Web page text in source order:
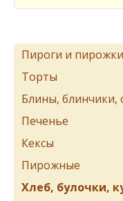
Пироги и пирожки
Торты
Блины, блинчики,
Печенье
Кексы
Пирожные
Хлеб, булочки,